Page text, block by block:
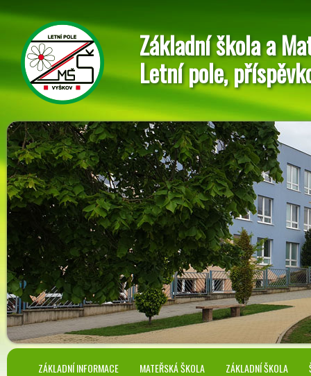
Základní škola a
Letní pole,
ZÁKLADNÍ INFORMACE MATEŘSKÁ ŠKOLA ZÁKLADNÍ ŠKOLA